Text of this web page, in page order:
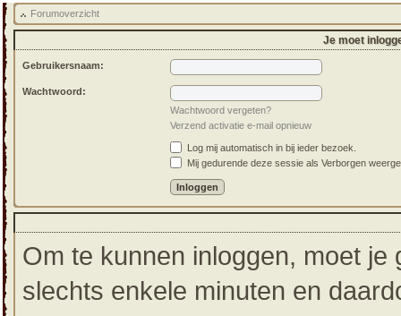
Forumoverzicht
Je moet
Gebruikersnaam:
Wachtwoord:
Wachtwoord vergeten?
Verzend activatie e-mail opnieuw
Log mij automatisch in bij ieder bezoek.
Mij gedurende deze sessie als Verborgen
Om te kunnen inloggen, moet
slechts enkele minuten en